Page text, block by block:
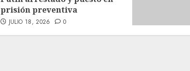
prisión preventiva
JULIO 18, 2026 0